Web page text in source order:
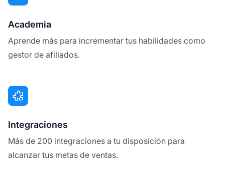
Academia
Aprende más para incrementar tus habilidades como
gestor de afiliados.
Integraciones
Más de 200 integraciones a tu disposición para
alcanzar tus metas de ventas.